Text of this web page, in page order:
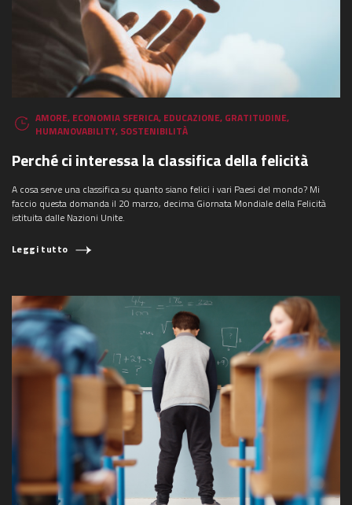
AMORE, ECONOMIA SFERICA, EDUCAZIONE, GRATITUDINE,
HUMANOVABILITY, SOSTENIBILITÀ
Perché ci interessa la classifica della felicità
A cosa serve una classifica su quanto siano felici i vari Paesi del mondo? Mi
faccio questa domanda il 20 marzo, decima Giornata Mondiale della Felicità
istituita dalle Nazioni Unite.
Leggi tutto
COSA STAI CERCANDO?